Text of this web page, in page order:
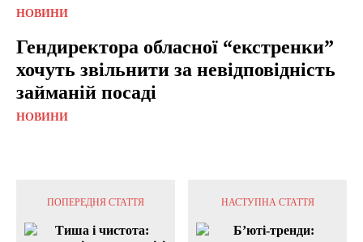
НОВИНИ
Гендиректора обласної “екстренки”
хочуть звільнити за невідповідність
займаній посаді
НОВИНИ
ПОПЕРЕДНЯ СТАТТЯ НАСТУПНА СТАТТЯ